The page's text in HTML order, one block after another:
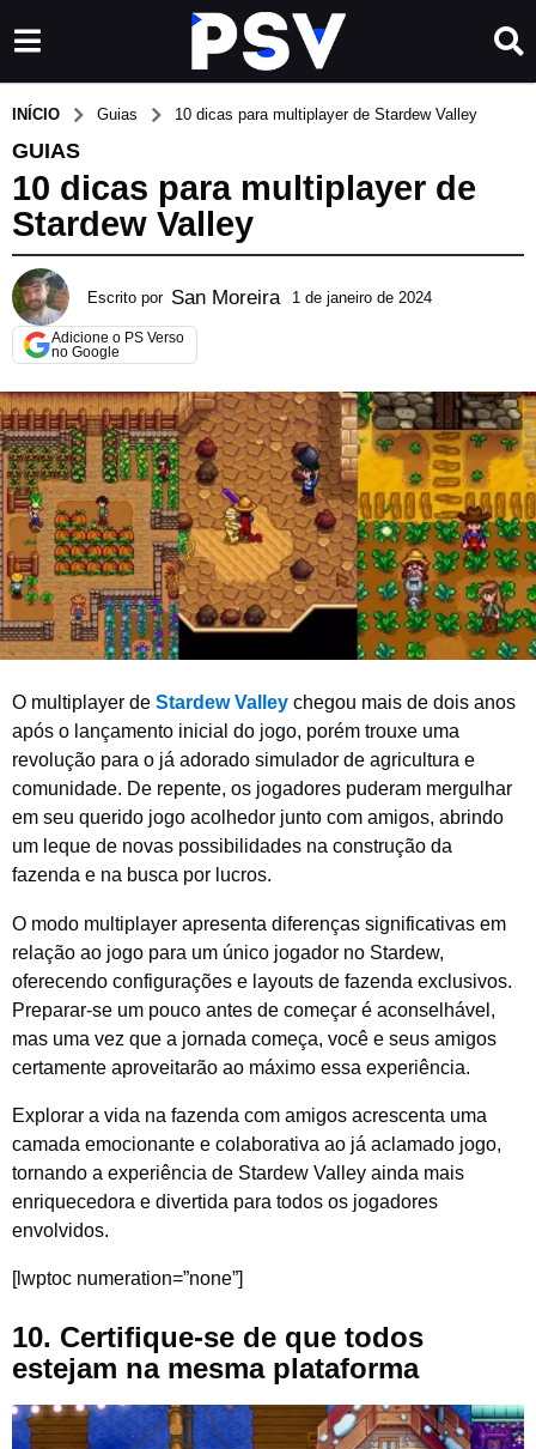
INÍCIO Guias 10 dicas para multiplayer de Stardew Valley
GUIAS
10 dicas para multiplayer de
Stardew Valley
Escrito por San Moreira 1 de janeiro de 2024
m
a
r
ç
o
d
e
2
0
2
6
Adicione o PS Verso
no Google
O multiplayer de Stardew Valley chegou mais de dois anos
após o lançamento inicial do jogo, porém trouxe uma
revolução para o já adorado simulador de agricultura e
comunidade. De repente, os jogadores puderam mergulhar
em seu querido jogo acolhedor junto com amigos, abrindo
um leque de novas possibilidades na construção da
fazenda e na busca por lucros.
O modo multiplayer apresenta diferenças significativas em
relação ao jogo para um único jogador no Stardew,
oferecendo configurações e layouts de fazenda exclusivos.
Preparar-se um pouco antes de começar é aconselhável,
mas uma vez que a jornada começa, você e seus amigos
certamente aproveitarão ao máximo essa experiência.
Explorar a vida na fazenda com amigos acrescenta uma
camada emocionante e colaborativa ao já aclamado jogo,
tornando a experiência de Stardew Valley ainda mais
enriquecedora e divertida para todos os jogadores
envolvidos.
[lwptoc numeration=”none”]
10. Certifique-se de que todos
estejam na mesma plataforma